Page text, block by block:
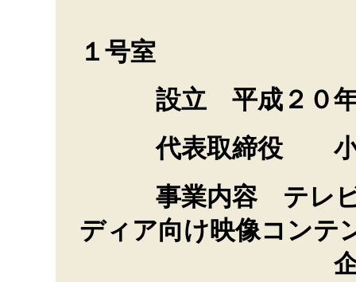
１号室
設立 平成２０年
代表取締役 小
事業内容 テレビ番
ディア向け映像コンテ
企画・制